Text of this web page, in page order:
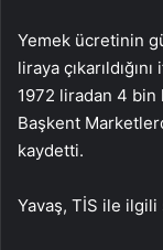
Yemek ücretinin
liraya
1972 liradan 4
Başkent
kaydetti.
Yavaş, TİS ile